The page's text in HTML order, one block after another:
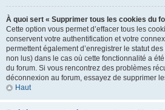
À quoi sert « Supprimer tous les cookies du
Cette option vous permet d’effacer tous les
conservent votre authentification et votre
permettent également d’enregistrer le statut
non lus) dans le cas où cette fonctionnalité a
du forum. Si vous rencontrez des problèmes
déconnexion au forum, essayez de supprimer
Haut